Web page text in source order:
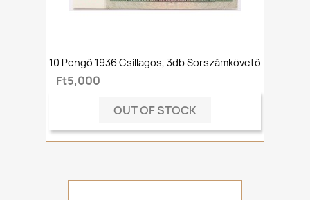
10 Pengő 1936 Csillagos, 3db Sorszámkövető
Ft5,000
OUT OF STOCK